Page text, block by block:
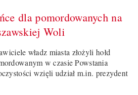
dla pomordowanych na
Woli
władz miasta złożyli hołd
w czasie Powstania
wzięli udział m.in. prezydent